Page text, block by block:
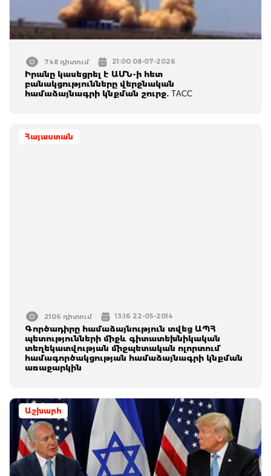
748 դիտում 21:00 08-07-2026
Իրանը կասեցրել է ԱՄՆ-ի հետ
բանակցությունները վերջնական
համաձայնագրի կնքման շուրջ. ТАСС
Հայաստան
2106 դիտում 13:16 22-05-2014
Գործադիրը համաձայնություն տվեց ԱՊՀ
պետությունների միջև գիտատեխնիկական
տեղեկատվության միջպետական ոլորտում
համագործակցության համաձայնագրի կնքման
առաջարկին
Աշխարհ